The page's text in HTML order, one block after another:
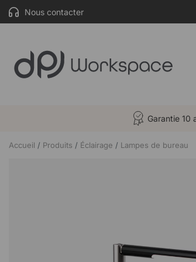
Nous contacter
Garantie 10
Accueil Produits Éclairage Lampes de bureau